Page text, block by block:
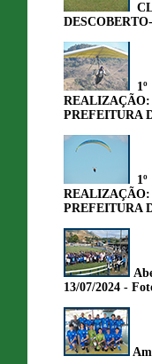
PREFEITURA
PREFEITURA
13/07/2024 -